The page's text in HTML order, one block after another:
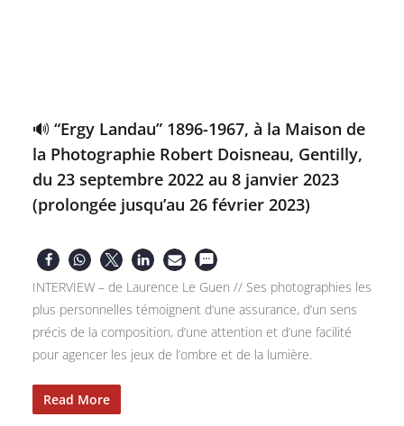
🔊 “Ergy Landau” 1896-1967, à la Maison de
la Photographie Robert Doisneau, Gentilly,
du 23 septembre 2022 au 8 janvier 2023
(prolongée jusqu’au 26 février 2023)
INTERVIEW – de Laurence Le Guen // Ses photographies les
plus personnelles témoignent d’une assurance, d’un sens
précis de la composition, d’une attention et d’une facilité
pour agencer les jeux de l’ombre et de la lumière.
Read More